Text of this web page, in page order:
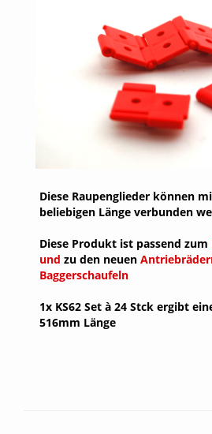
Diese Raupenglieder können
beliebigen Länge verbunden
Diese Produkt ist passend zum
und zu den neuen
Baggerschaufeln
1x KS62 Set à 24 Stck ergibt
516mm Länge